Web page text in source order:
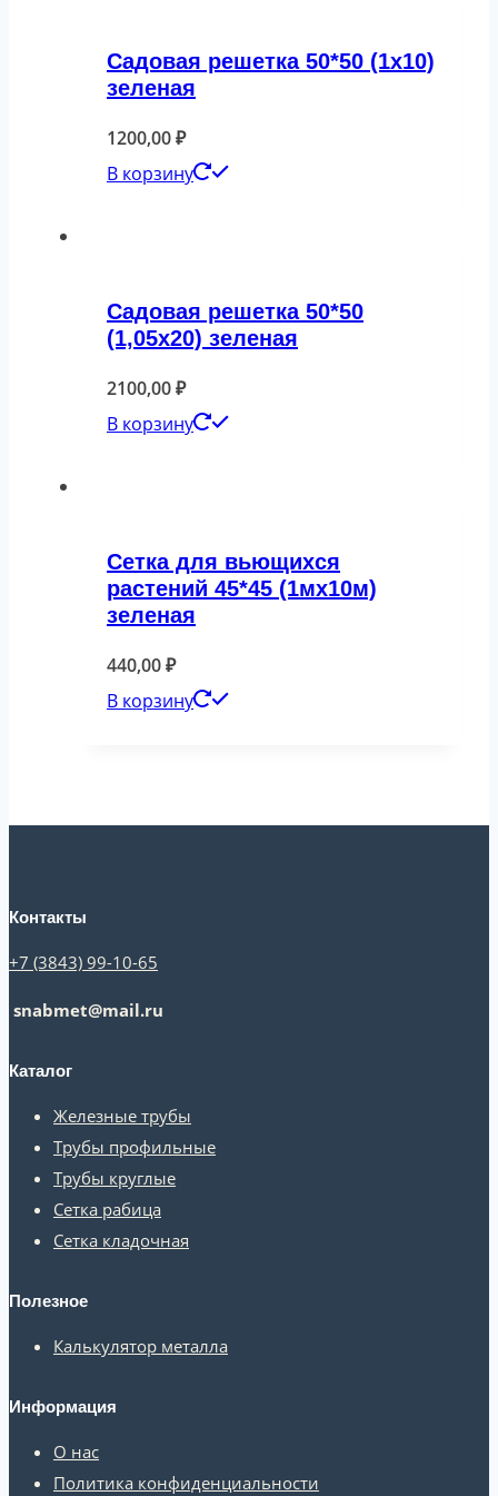
Садовая решетка 50*50 (1х10)
зеленая
1200,00₽
В корзину
Садовая решетка 50*50
(1,05х20) зеленая
2100,00₽
В корзину
Сетка для вьющихся
растений 45*45 (1мх10м)
зеленая
440,00₽
В корзину
Контакты
+7 (3843) 99-10-65
snabmet@mail.ru
Каталог
Железные трубы
Трубы профильные
Трубы круглые
Сетка рабица
Сетка кладочная
Полезное
Калькулятор металла
Информация
О нас
Политика конфиденциальности